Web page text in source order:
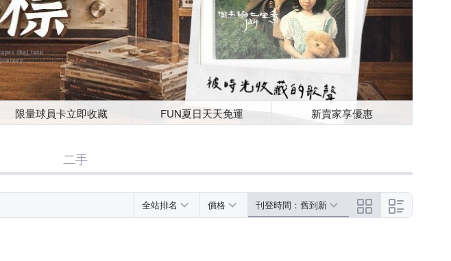
限量球員卡立即收藏 FUN夏日天天免運 新賣家享優惠
二手
全站排名 價格 刊登時間：舊到新